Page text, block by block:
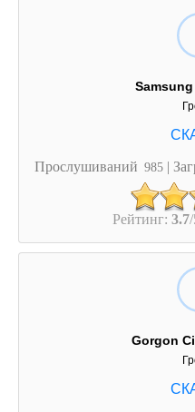
Прослушиваний 985 |
Рейтинг: 3.7
Gorgon